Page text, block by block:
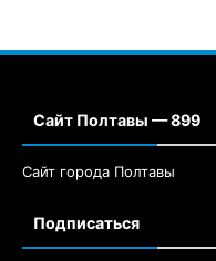
Сайт Полтавы — 899
Сайт города Полтавы
Подписаться